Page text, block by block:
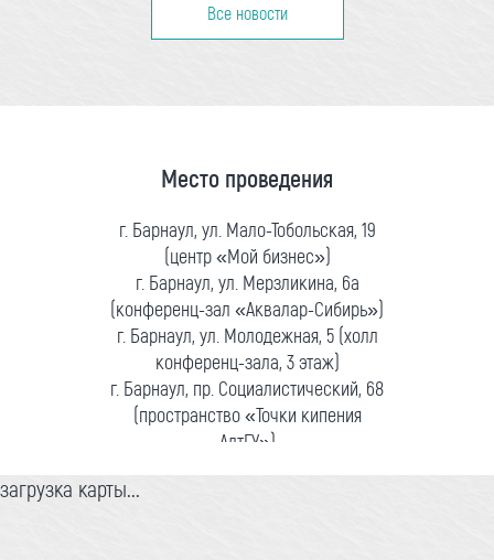
Все новости
Место проведения
г. Барнаул, ул. Мало-Тобольская, 19
(центр «Мой бизнес»)
г. Барнаул, ул. Мерзликина, 6а
(конференц-зал «Аквалар-Сибирь»)
г. Барнаул, ул. Молодежная, 5 (холл
конференц-зала, 3 этаж)
г. Барнаул, пр. Социалистический, 68
(пространство «Точки кипения
АлтГУ»)
загрузка карты...